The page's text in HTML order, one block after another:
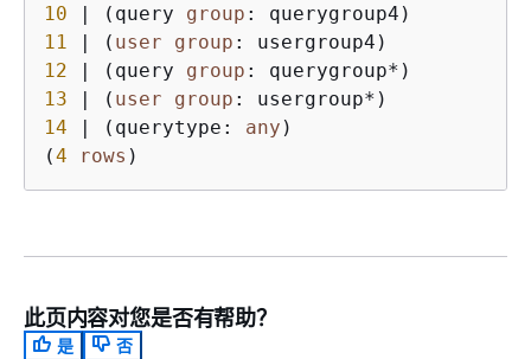
10
| (query group :
11
| ( user group :
12
| (query group : querygroup*
13
| ( user group : usergroup*
14
| (querytype: any
(4 rows
此页内容对您是否有帮助？
是
否